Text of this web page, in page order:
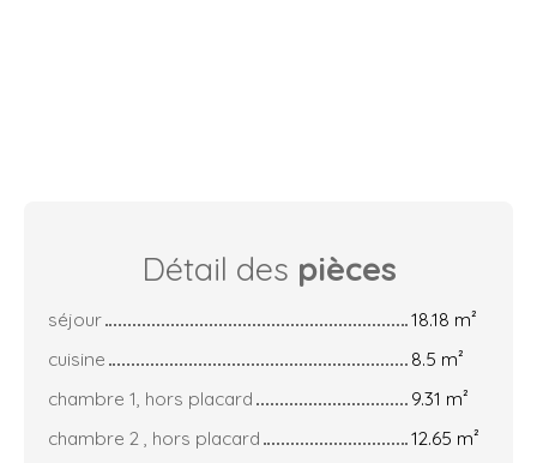
Détail des pièces
séjour
18.18 m²
cuisine
8.5 m²
chambre 1, hors placard
9.31 m²
chambre 2 , hors placard
12.65 m²